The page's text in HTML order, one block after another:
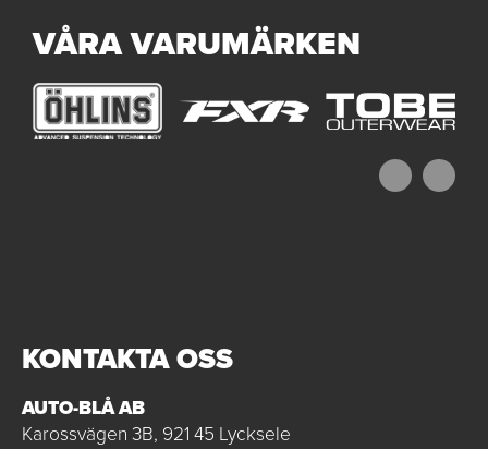
VÅRA VARUMÄRKEN
KONTAKTA OSS
AUTO-BLÅ AB
Karossvägen 3B, 921 45 Lycksele